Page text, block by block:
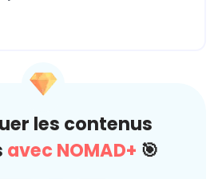
les contenus
avec NOMAD+ 🎯